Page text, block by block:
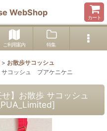
WebShop
カート
ご利用案内 特集
> お散歩サコッシュ
サコッシュ プアケニケニ
せ】お散歩 サコッシュ
]